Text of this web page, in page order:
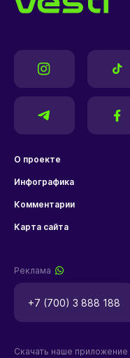
О проекте
Инфографика
Комментарии
Карта сайта
Реклама
+7 (700) 3 888 188
Скачать наше приложение